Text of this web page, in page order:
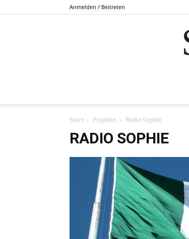
Anmelden / Beitreten
Start Projekte Radio Sophie
RADIO SOPHIE